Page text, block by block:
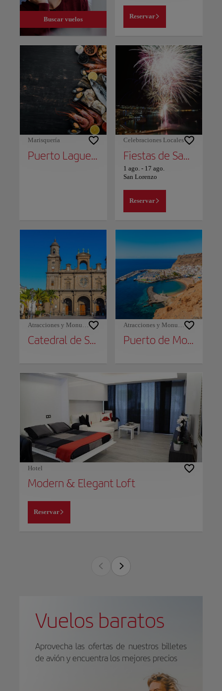
Buscar vuelos Reservar
Marisquería
Puerto Laguete
Celebraciones Locales
Fiestas de San Lorenzo
1 ago. - 17 ago.
San Lorenzo
Reservar
Catedral de Santa Ana Puerto de Mogán
Hotel
Modern & Elegant Loft
Reservar
Vuelos baratos
Aprovecha las ofertas de nuestros billetes
de avión y encuentra los mejores precios